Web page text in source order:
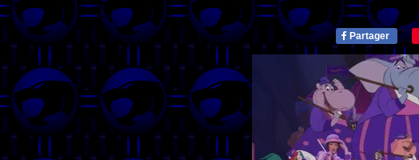
Partager